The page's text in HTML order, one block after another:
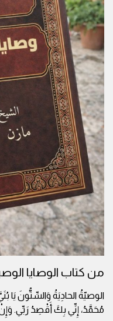
من كتاب الوصايا الوصية
الوصيّةُ الحادِيَةُ وَالسِّتُّونَ يَا
مُحَمَّدُ، إِنِّي بِكَ أَقْصِدُ رَبِّي.